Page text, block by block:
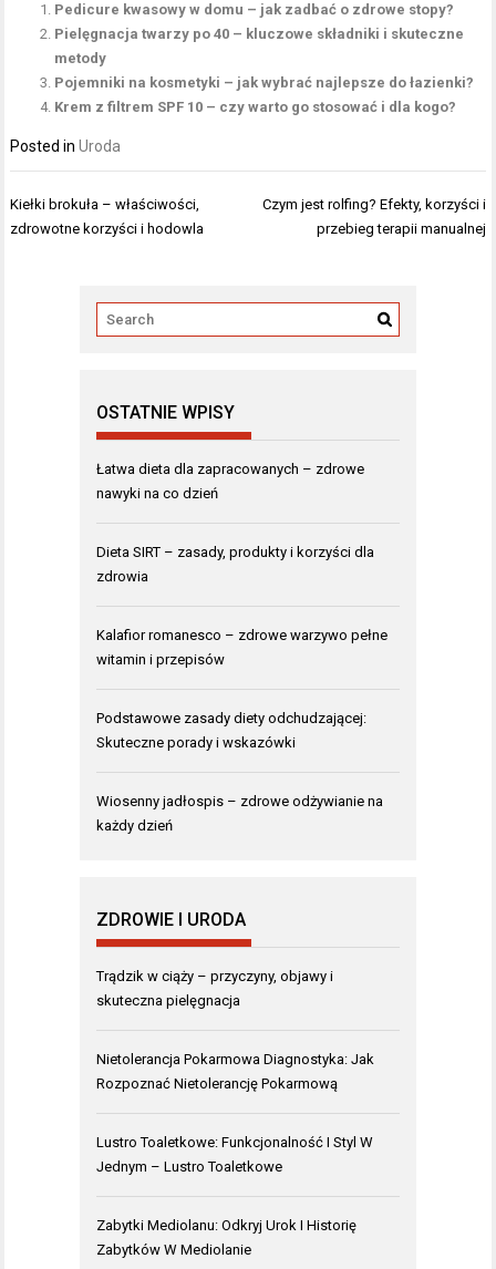
Pedicure kwasowy w domu – jak zadbać o zdrowe stopy?
Pielęgnacja twarzy po 40 – kluczowe składniki i skuteczne
metody
Pojemniki na kosmetyki – jak wybrać najlepsze do łazienki?
Krem z filtrem SPF 10 – czy warto go stosować i dla kogo?
Posted inUroda
Nawigacja
wpisu
Kiełki brokuła – właściwości,
zdrowotne korzyści i hodowla
Czym jest rolfing? Efekty, korzyści i
przebieg terapii manualnej
OSTATNIE WPISY
Łatwa dieta dla zapracowanych – zdrowe
nawyki na co dzień
Dieta SIRT – zasady, produkty i korzyści dla
zdrowia
Kalafior romanesco – zdrowe warzywo pełne
witamin i przepisów
Podstawowe zasady diety odchudzającej:
Skuteczne porady i wskazówki
Wiosenny jadłospis – zdrowe odżywianie na
każdy dzień
ZDROWIE I URODA
Trądzik w ciąży – przyczyny, objawy i
skuteczna pielęgnacja
Nietolerancja Pokarmowa Diagnostyka: Jak
Rozpoznać Nietolerancję Pokarmową
Lustro Toaletkowe: Funkcjonalność I Styl W
Jednym – Lustro Toaletkowe
Zabytki Mediolanu: Odkryj Urok I Historię
Zabytków W Mediolanie